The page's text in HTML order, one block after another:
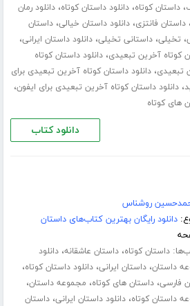
،داستان کوتاه،دانلود داستان کوتاه،دانلود رمان
،داستان فانتزی،دانلود داستان خیالی،داستان
، تخیلی،داستانی تخیلی،دانلود داستان ایرانی،
کوتاه آخرین تبعیدی،دانلود داستان کوتاه
تبعیدی،دانلود داستان کوتاه آخرین تبعیدی برای
،دانلود داستان کوتاه آخرین تبعیدی برای ایفون،
های کوتاه
دانلود کتاب
روشناس
دانلود رایگان بهترین کتاب‌های داستان
داستان کوتاه،داستان عاشقانه،دانلود
داستان،داستان ایرانی،دانلود داستان کوتاه،
فارسی،داستان های کوتاه، مجموعه داستان،
داستان کوتاه،دانلود داستان ایرانی،داستان